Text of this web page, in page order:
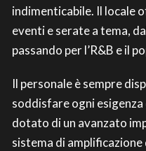
indimenticabile. Il locale
eventi e serate a tema,
passando per l’R&B e il
Il personale è sempre
soddisfare ogni esigenza
dotato di un avanzato
sistema di